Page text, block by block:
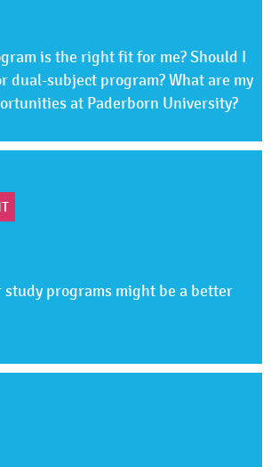
is the right fit for me? Should I
dual-subject program? What are my
at Paderborn University?
study programs might be a better